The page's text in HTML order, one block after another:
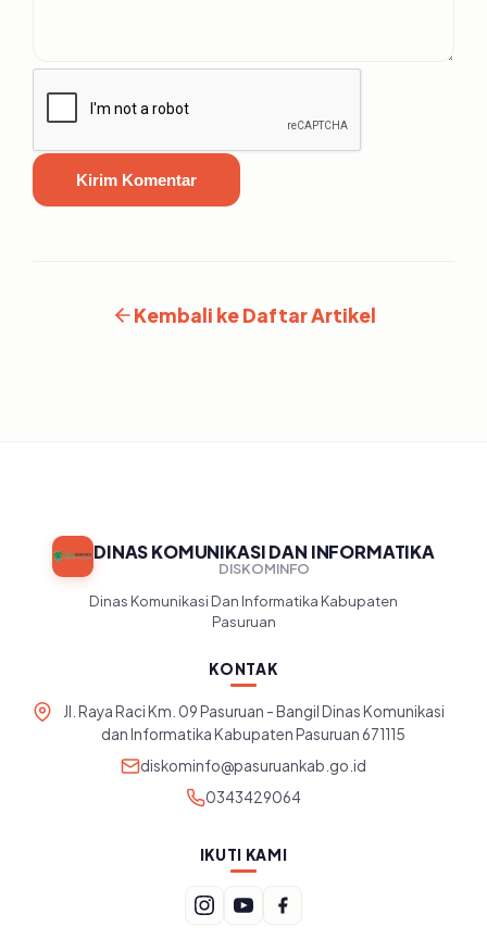
Kirim Komentar
Kembali ke Daftar Artikel
DINAS KOMUNIKASI DAN INFORMATIKA
DISKOMINFO
Dinas Komunikasi Dan Informatika Kabupaten
Pasuruan
KONTAK
Jl. Raya Raci Km. 09 Pasuruan - Bangil Dinas Komunikasi
dan Informatika Kabupaten Pasuruan 671115
diskominfo@pasuruankab.go.id
0343429064
IKUTI KAMI